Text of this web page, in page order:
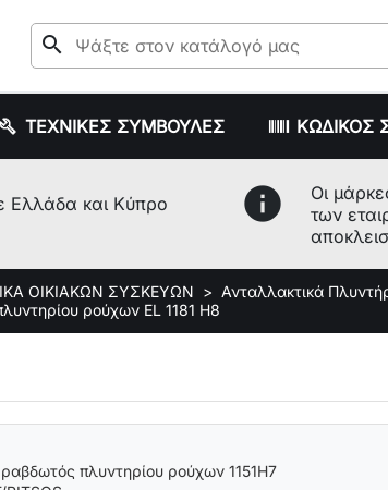
search
ΤΕΧΝΙΚΕΣ ΣΥΜΒΟΥΛΕΣ ΚΩΔΙΚΟΣ
Ελλάδα και Κύπρο info
Οι
των
ΟΙΚΙΑΚΩΝ ΣΥΣΚΕΥΩΝ Ανταλλακτικά
ρούχων EL 1181 H8
ραβδωτός πλυντηρίου ρούχων 1151H7